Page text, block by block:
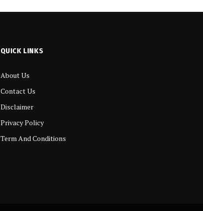
QUICK LINKS
About Us
Contact Us
Disclaimer
Privacy Policy
Term And Conditions